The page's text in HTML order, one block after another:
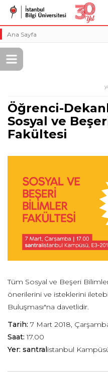
Ana Sayfa
Öğrenci-
Sosyal ve
Fakültesi
Tüm Sosyal ve Beşeri
önerilerini ve isteklerini
Buluşması"na davetlidir.
Tarih: 7 Mart 2018,
Saat: 17.00
Yer: santralistanbul